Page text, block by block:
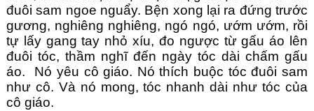
đuôi sam ngoe nguẩy. Bện xong lại ra đứng trước
gương, nghiêng nghiêng, ngó ngó, ướm ướm, rồi
tự lấy gang tay nhỏ xíu, đo ngược từ gấu áo lên
đuôi tóc, thầm nghĩ đến ngày tóc dài chấm gấu
áo. Nó yêu cô giáo. Nó thích buộc tóc đuôi sam
như cô. Và nó mong, tóc nhanh dài như tóc của
cô giáo.